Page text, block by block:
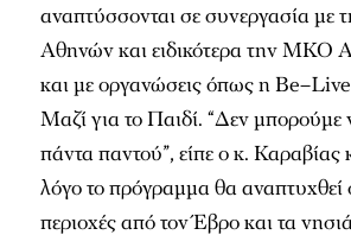
αναπτύσσονται σε συνεργασία με
Αθηνών και ειδικότερα τηνΜΚΟ
και με οργανώσεις όπως ηBe–Live
Μαζί για το Παιδί. “Δεν μπορούμε
πάντα παντού”, είπε ο κ. Καραβίας
λόγο το πρόγραμμα θα
περιοχές από τον Έβρο και τα